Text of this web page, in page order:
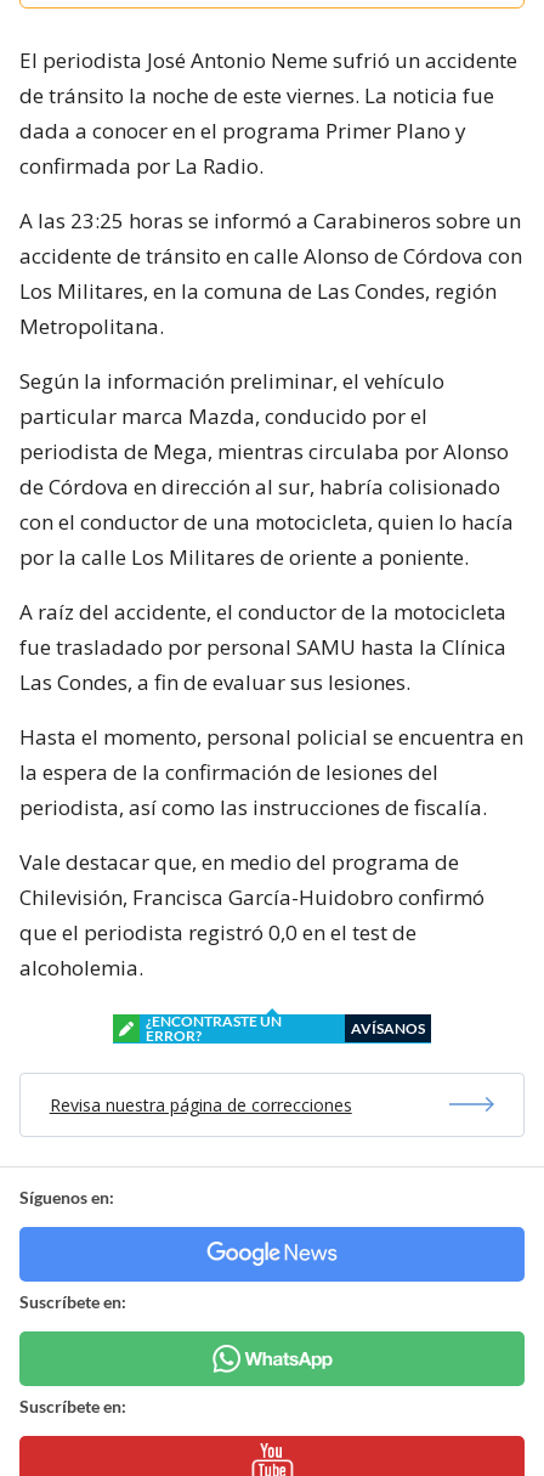
El periodista José Antonio Neme sufrió un accidente
de tránsito la noche de este viernes. La noticia fue
dada a conocer en el programa Primer Plano y
confirmada por La Radio.
A las 23:25 horas se informó a Carabineros sobre un
accidente de tránsito en calle Alonso de Córdova con
Los Militares, en la comuna de Las Condes, región
Metropolitana.
Según la información preliminar, el vehículo
particular marca Mazda, conducido por el
periodista de Mega, mientras circulaba por Alonso
de Córdova en dirección al sur, habría colisionado
con el conductor de una motocicleta, quien lo hacía
por la calle Los Militares de oriente a poniente.
A raíz del accidente, el conductor de la motocicleta
fue trasladado por personal SAMU hasta la Clínica
Las Condes, a fin de evaluar sus lesiones.
Hasta el momento, personal policial se encuentra en
la espera de la confirmación de lesiones del
periodista, así como las instrucciones de fiscalía.
Vale destacar que, en medio del programa de
Chilevisión, Francisca García-Huidobro confirmó
que el periodista registró 0,0 en el test de
alcoholemia.
¿ENCONTRASTE UN
ERROR?
AVÍSANOS
Revisa nuestra página de correcciones
Síguenos en:
Suscríbete en:
Suscríbete en: